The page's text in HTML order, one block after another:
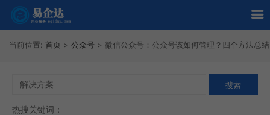
当前位置: 首页 > 公众号 > 微信公众号：公众号该如何管理？四个方法总结
热搜关键词：